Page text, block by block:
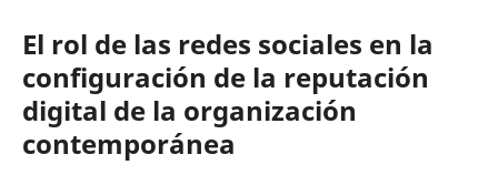
El rol de las redes sociales en la
configuración de la reputación
digital de la organización
contemporánea